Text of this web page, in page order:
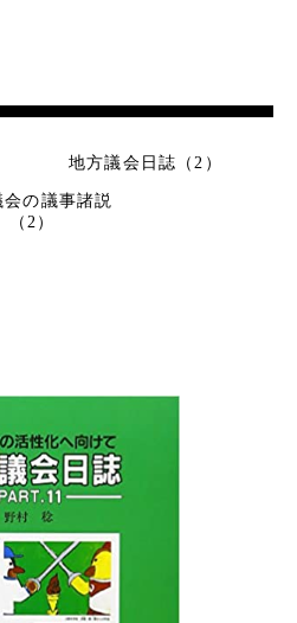
地方議会日誌（2）
会の議事諸説
（2）